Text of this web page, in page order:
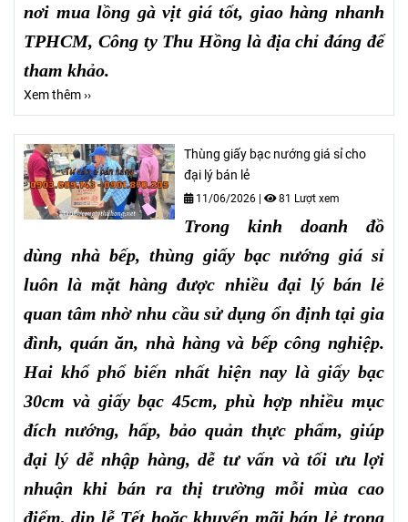
nơi mua lồng gà vịt giá tốt, giao hàng nhanh
TPHCM, Công ty Thu Hồng là địa chỉ đáng để
tham khảo.
Xem thêm ››
Thùng giấy bạc nướng giá sỉ cho
đại lý bán lẻ
11/06/2026 | 81 Lượt xem
Trong kinh doanh đồ
dùng nhà bếp, thùng giấy bạc nướng giá sỉ
luôn là mặt hàng được nhiều đại lý bán lẻ
quan tâm nhờ nhu cầu sử dụng ổn định tại gia
đình, quán ăn, nhà hàng và bếp công nghiệp.
Hai khổ phổ biến nhất hiện nay là giấy bạc
30cm và giấy bạc 45cm, phù hợp nhiều mục
đích nướng, hấp, bảo quản thực phẩm, giúp
đại lý dễ nhập hàng, dễ tư vấn và tối ưu lợi
nhuận khi bán ra thị trường mỗi mùa cao
điểm, dịp lễ Tết hoặc khuyến mãi bán lẻ trong